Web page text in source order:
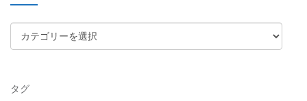
テ
ー
タグ